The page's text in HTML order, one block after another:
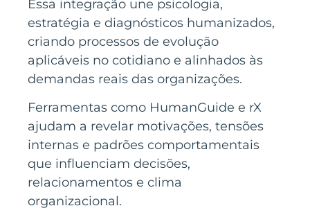
Essa integração une psicologia,
estratégia e diagnósticos humanizados,
criando processos de evolução
aplicáveis no cotidiano e alinhados às
demandas reais das organizações.
Ferramentas como HumanGuide e rX
ajudam a revelar motivações, tensões
internas e padrões comportamentais
que influenciam decisões,
relacionamentos e clima
organizacional.